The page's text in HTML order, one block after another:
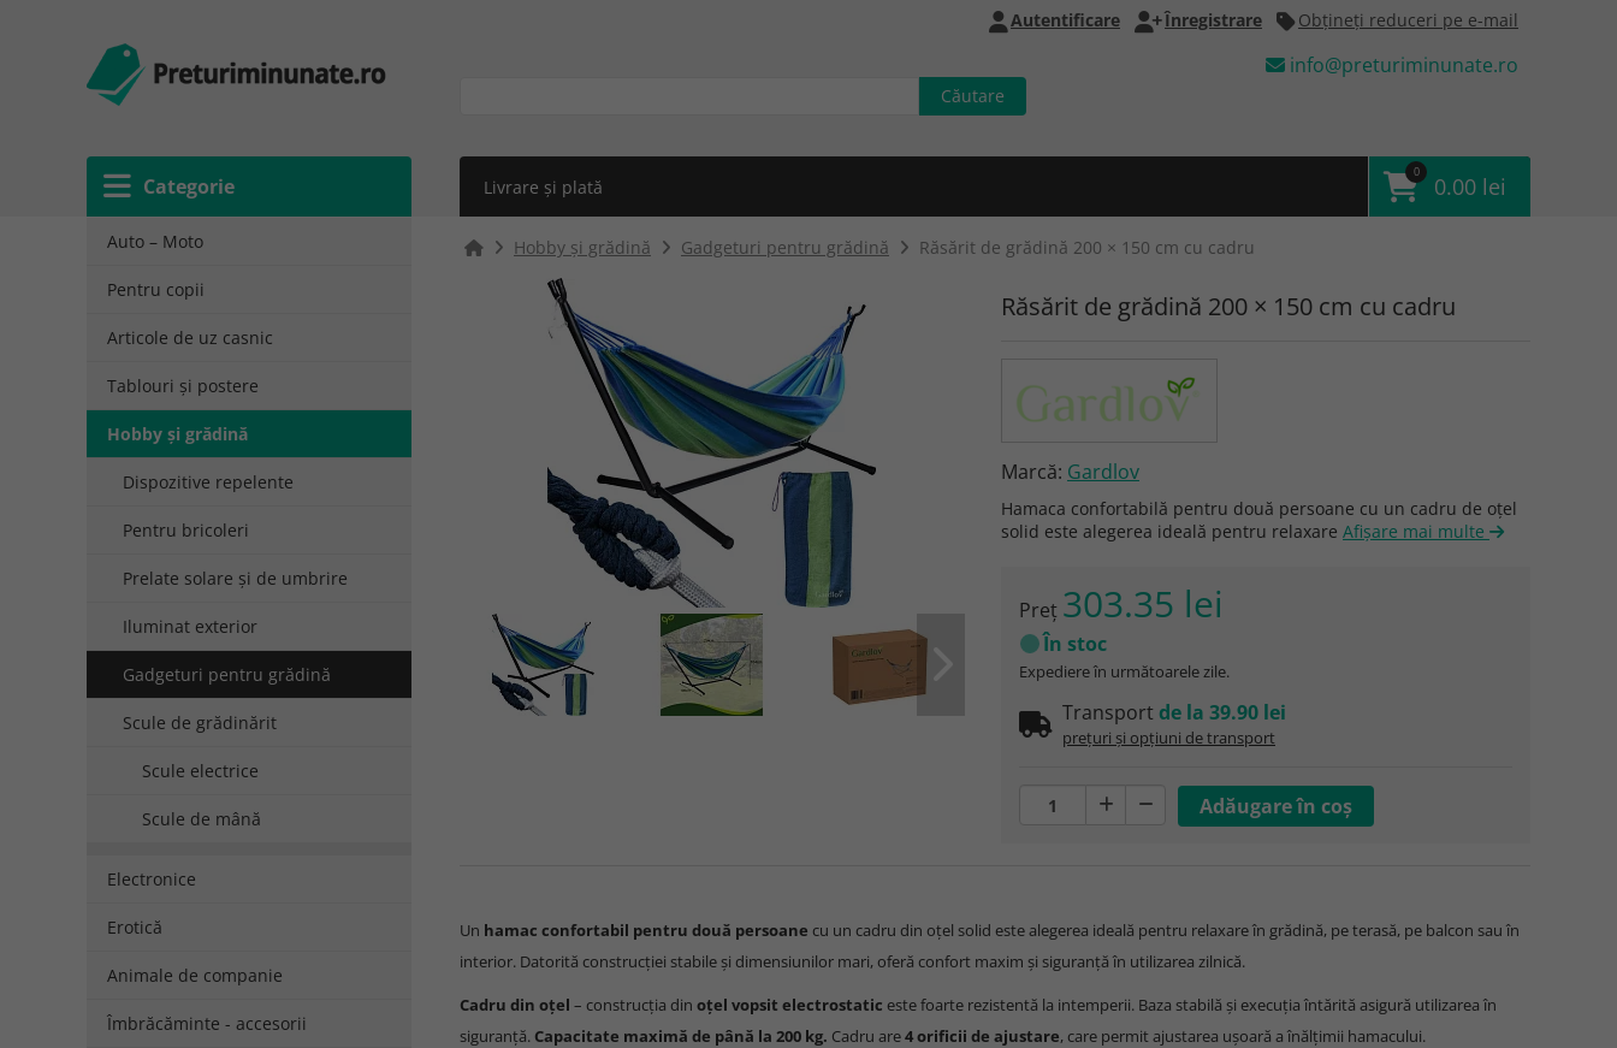
Categorie
Autentificare Înregistrare Obţineţi reduceri pe e-mail
info@preturiminunate.ro
Livrare și plată
0
0.00 lei
Auto – Moto
Pentru copii
Articole de uz casnic
Tablouri și postere
Hobby și grădină
Dispozitive repelente
Pentru bricoleri
Prelate solare și de umbrire
Iluminat exterior
Gadgeturi pentru grădină
Scule de grădinărit
Scule electrice
Scule de mână
Electronice
Erotică
Animale de companie
Îmbrăcăminte - accesorii
Hobby și grădină Gadgeturi pentru grădină Răsărit de grădină 200 × 150 cm cu cadru
Răsărit de grădină 200 × 150 cm cu cadru
Marcă: Gardlov
Hamaca confortabilă pentru două persoane cu un cadru de oțel
solid este alegerea ideală pentru relaxare Afişare mai multe
Preţ 303.35 lei
În stoc
Expediere în următoarele zile.
Transport de la 39.90 lei
prețuri și opțiuni de transport
Un hamac confortabil pentru două persoane cu un cadru din oțel solid este alegerea ideală pentru relaxare în grădină, pe terasă, pe balcon sau în
interior. Datorită construcției stabile și dimensiunilor mari, oferă confort maxim și siguranță în utilizarea zilnică.
Cadru din oțel – construcția din oțel vopsit electrostatic este foarte rezistentă la intemperii. Baza stabilă și execuția întărită asigură utilizarea în
siguranță. Capacitate maximă de până la 200 kg. Cadru are4 orificii de ajustare, care permit ajustarea ușoară a înălțimii hamacului.